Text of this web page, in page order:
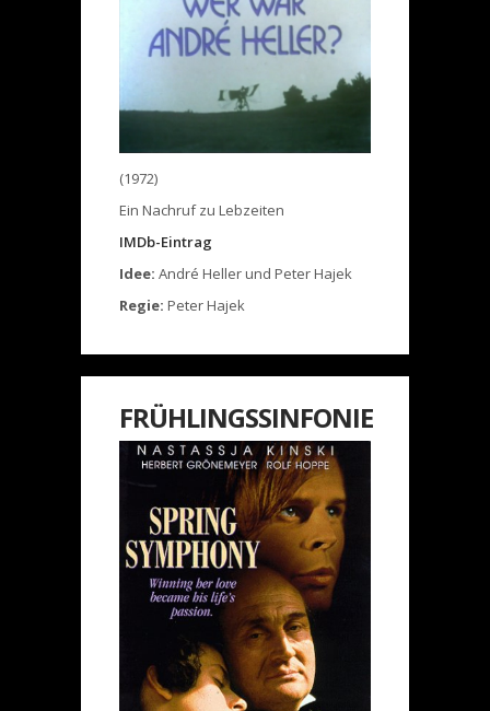
(1972)
Ein Nachruf zu Lebzeiten
IMDb-Eintrag
Idee: André Heller und Peter Hajek
Regie: Peter Hajek
FRÜHLINGSSINFONIE